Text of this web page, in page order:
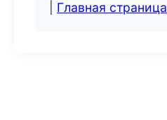
Главная страница